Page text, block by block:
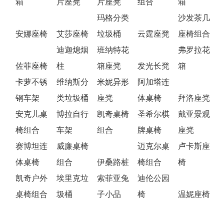
箱 片座凳 片座凳 组合 箱
安娜座椅 艾莎座椅
玛格分类
垃圾桶
云霆座凳
沙发茶几
座椅组合
佐菲座椅
迪迦熄烟
柱
班纳特花
箱座凳
发光长凳
弗罗拉花
箱
卡萝不锈
钢车架
维纳斯分
类垃圾桶
米妮异形
座凳
阿加塔连
体桌椅
拜洛座凳
安克儿桌
椅组合
博拉自行
车架
凯奇桌椅
组合
圣希尔棋
牌桌椅
戴亚景观
座凳
赛博坦连
体桌椅
威廉桌椅
组合
伊桑路桩
迈克尔桌
椅组合
卢卡斯座
椅
凯奇户外
桌椅组合
埃里克垃
圾桶
索菲亚兔
子小品
迪伦公园
椅
温妮座椅